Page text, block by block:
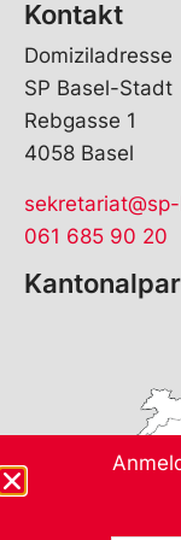
Kontakt
Domiziladresse
SP Basel-Stadt
Rebgasse 1
4058 Basel
061 685 90 20